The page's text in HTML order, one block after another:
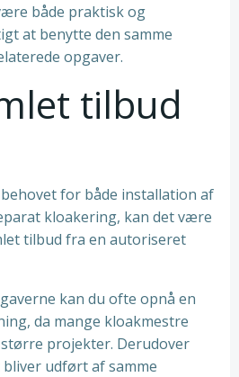
både praktisk og
at benytte den samme
opgaver.
tilbud
for både installation af
kloakering, kan det være
tilbud fra en autoriseret
kan du ofte opnå en
da mange kloakmestre
projekter. Derudover
udført af samme